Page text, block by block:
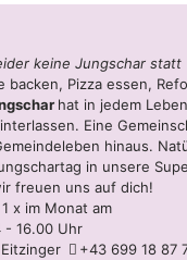
keine Jungschar statt
backen, Pizza essen,
hat in jedem
Eine
hinaus.
in unsere
freuen uns auf dich!
x im Monat am
- 16.00 Uhr
+43 699 18 87